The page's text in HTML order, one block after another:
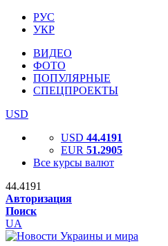
РУС
УКР
ВИДЕО
ФОТО
ПОПУЛЯРНЫЕ
СПЕЦПРОЕКТЫ
USD
USD 44.4191
EUR 51.2905
Все курсы валют
44.4191
Авторизация
Поиск
UA